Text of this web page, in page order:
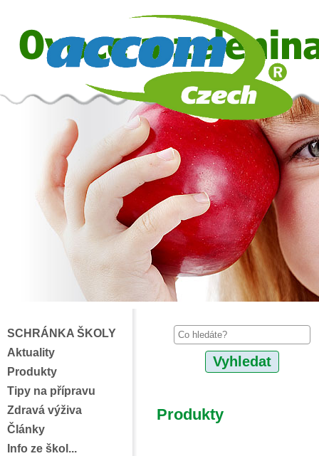
SCHRÁNKA ŠKOLY
Aktuality
Produkty
Tipy na přípravu
Zdravá výživa
Články
Info ze škol...
Produkty